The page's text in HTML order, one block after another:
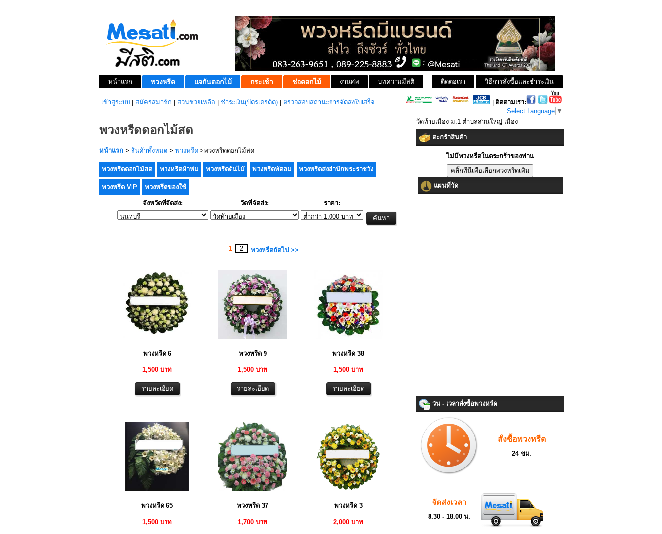
หน้าแรก พวงหรีด แจกันดอกไม้ กระเช้า ช่อดอกไม้ งานศพ บทความมีสติ วิธีการสั่งซื้อและชำระเงิน
ติดต่อเรา
เข้าสู่ระบบ สมัครสมาชิก ส่วนช่วยเหลือ ชำระเงิน(บัตรเครดิต) ตรวจสอบสถานะการจัดส่งใบเสร็จ
ติดตามเรา:
Select Language ▼
พวงหรีดดอกไม้สด
หน้าแรก > สินค้าทั้งหมด > พวงหรีด >พวงหรีดดอกไม้สด
พวงหรีดดอกไม้สด พวงหรีดผ้าห่ม พวงหรีดต้นไม้ พวงหรีดพัดลม พวงหรีดส่งสำนักพระราชวัง
พวงหรีด VIP พวงหรีดของใช้
จังหวัดที่จัดส่ง: วัดที่จัดส่ง: ราคา:
1 2 พวงหรีดถัดไป >>
พวงหรีด 6
1,500 บาท
พวงหรีด 9
1,500 บาท
พวงหรีด 38
1,500 บาท
พวงหรีด 65
1,500 บาท
พวงหรีด 37
1,700 บาท
พวงหรีด 3
2,000 บาท
วัดท้ายเมือง ม.1 ตำบลสวนใหญ่ เมือง
ตะกร้าสินค้า
ไม่มีพวงหรีดในตระกร้าของท่าน
แผนที่วัด
วัน - เวลาสั่งซื้อพวงหรีด
สั่งซื้อพวงหรีด
24 ชม.
จัดส่งเวลา
8.30 - 18.00 น.